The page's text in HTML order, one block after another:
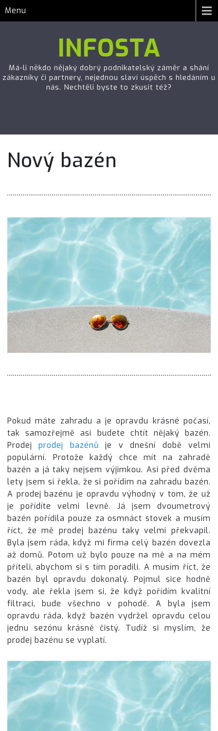
Menu
INFOSTA
Má-li někdo nějaký dobrý podnikatelský záměr a shání
zákazníky či partnery, nejednou slaví úspěch s hledáním u
nás. Nechtěli byste to zkusit též?
Nový bazén
Pokud máte zahradu a je opravdu krásné počasí,
tak samozřejmě asi budete chtít nějaký bazén.
Prodejprodej bazénů je v dnešní době velmi
populární. Protože každý chce mít na zahradě
bazén a já taky nejsem výjimkou. Asi před dvěma
lety jsem si řekla, že si pořídím na zahradu bazén.
A prodej bazénu je opravdu výhodný v tom, že už
je pořídíte velmi levně. Já jsem dvoumetrový
bazén pořídila pouze za osmnáct stovek a musím
říct, že mě prodej bazénu taky velmi překvapil.
Byla jsem ráda, když mi firma celý bazén dovezla
až domů. Potom už bylo pouze na mě a na mém
příteli, abychom si s tím poradili. A musím říct, že
bazén byl opravdu dokonalý. Pojmul sice hodně
vody, ale řekla jsem si, že když pořídím kvalitní
filtraci, bude všechno v pohodě. A byla jsem
opravdu ráda, když bazén vydržel opravdu celou
jednu sezónu krásně čistý. Tudíž si myslím, že
prodej bazénu se vyplatí.